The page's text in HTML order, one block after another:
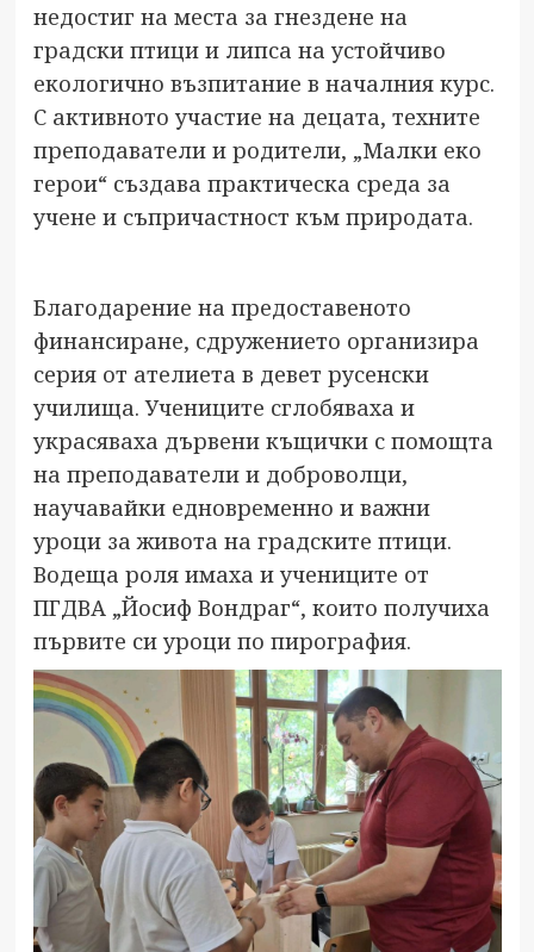
недостиг на места за гнездене на
градски птици и липса на устойчиво
екологично възпитание в началния курс.
С активното участие на децата, техните
преподаватели и родители, „Малки еко
герои“ създава практическа среда за
учене и съпричастност към природата.
Благодарение на предоставеното
финансиране, сдружението организира
серия от ателиета в девет русенски
училища. Учениците сглобяваха и
украсяваха дървени къщички с помощта
на преподаватели и доброволци,
научавайки едновременно и важни
уроци за живота на градските птици.
Водеща роля имаха и учениците от
ПГДВА „Йосиф Вондраг“, които получиха
първите си уроци по пирография.